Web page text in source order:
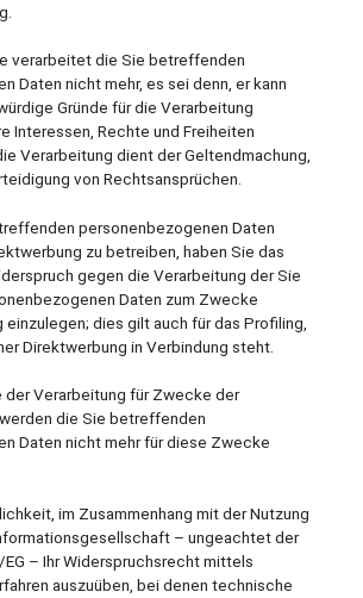
verarbeitet die Sie betreffenden
Daten nicht mehr, es sei denn, er kann
Gründe für die Verarbeitung
Interessen, Rechte und Freiheiten
Verarbeitung dient der Geltendmachung,
von Rechtsansprüchen.
personenbezogenen Daten
zu betreiben, haben Sie das
gegen die Verarbeitung der Sie
Daten zum Zwecke
dies gilt auch für das Profiling,
Direktwerbung in Verbindung steht.
der Verarbeitung für Zwecke der
die Sie betreffenden
Daten nicht mehr für diese Zwecke
im Zusammenhang mit der Nutzung
– ungeachtet der
– Ihr Widerspruchsrecht mittels
auszuüben, bei denen technische